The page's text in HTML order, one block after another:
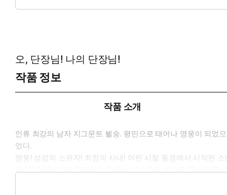
오, 단장님! 나의 단장님!
작품 정보
작품 소개
인류 최강의 남자 지그문트 뵐숭. 평민으로 태어나 영웅이 되었
었다.
영웅! 성검의 소유자! 최장의 사내! 어린 시절 동경에서 시작된
제 1근위기사단장을 역임하고 있는 지그문트 뵐숭은 자신의 무